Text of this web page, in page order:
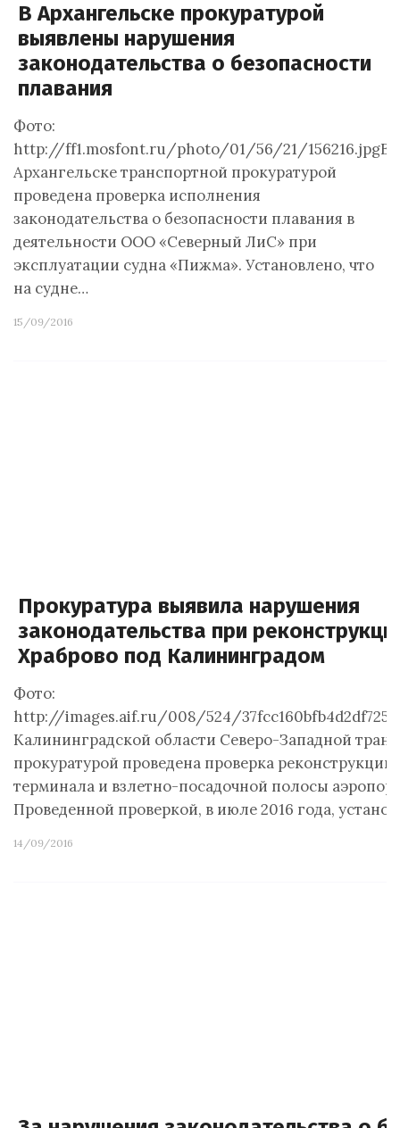
В Архангельске прокуратурой
выявлены нарушения
законодательства о безопасности
плавания
Фото:
http://ff1.mosfont.ru/photo/01/56/21/156216.jpgВ
Архангельске транспортной прокуратурой
проведена проверка исполнения
законодательства о безопасности плавания в
деятельности ООО «Северный ЛиС» при
эксплуатации судна «Пижма». Установлено, что
на судне…
15/09/2016
Прокуратура выявила нарушения
законодательства при
Храброво под Калининградом
Фото:
http://images.aif.ru/008/524/
Калининградской области Северо-Западной
прокуратурой проведена проверка реконструкции
терминала и взлетно-посадочной полосы
Проведенной проверкой, в июле 2016 года,
14/09/2016